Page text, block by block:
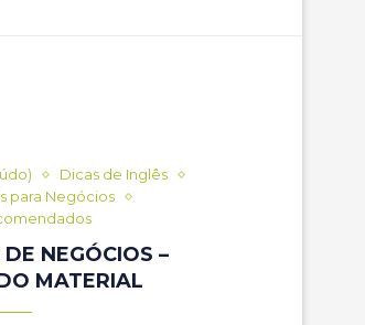
Dicas de Inglês
para Negócios
NEGÓCIOS –
MATERIAL